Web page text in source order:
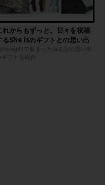
れからもずっと。日々を祝福
るShe isのギフトとの思い出
で集まったみんなの思い出
ギフトを紹介